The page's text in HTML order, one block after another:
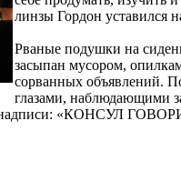
линзы Гордон уставился
Рваные подушки на
засыпан мусором,
сорванных объявлений.
глазами, наблюдающими
надписи: «КОНСУЛ